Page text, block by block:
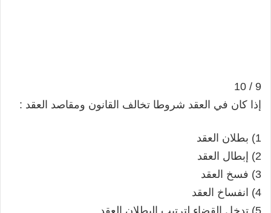
9 / 10
إذا كان في العقد شروطا تخالف القانون ومقاصد العقد :
1) بطلان العقد
2) إبطال العقد
3) فسخ العقد
4) انفساخ العقد